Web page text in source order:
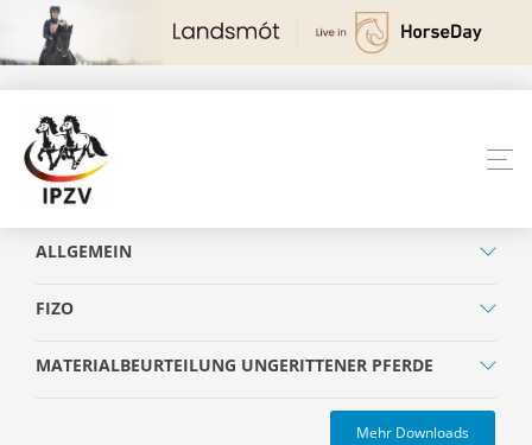
ALLGEMEIN
FIZO
MATERIALBEURTEILUNG UNGERITTENER PFERDE
Mehr Downloads